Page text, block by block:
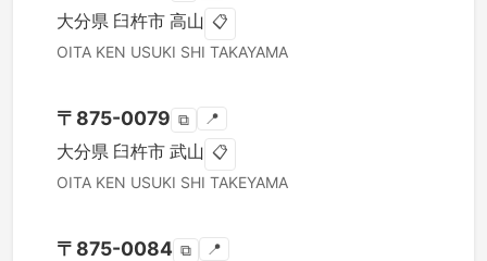
大分県 臼杵市 高山 📋
OITA KEN USUKI SHI TAKAYAMA
〒 875-0079 ⧉ 📍
大分県 臼杵市 武山 📋
OITA KEN USUKI SHI TAKEYAMA
〒 875-0084 ⧉ 📍